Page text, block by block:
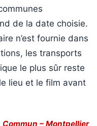
de la date choisie.
n’est fournie dans
les transports
le plus sûr reste
lieu et le film avant
Commun – Montpellier